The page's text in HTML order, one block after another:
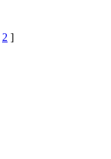
2 ]